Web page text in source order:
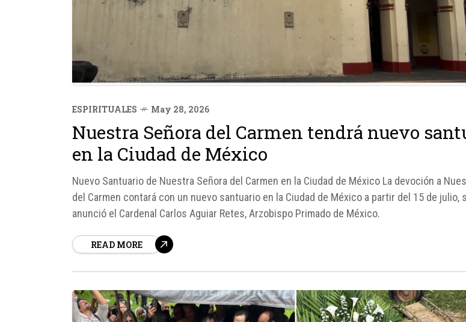
ESPIRITUALES May 28, 2026
Nuestra Señora del Carmen tendrá nuevo
en la Ciudad de México
Nuevo Santuario de Nuestra Señora del Carmen en la Ciudad de México La devoción a
del Carmen contará con un nuevo santuario en la Ciudad de México a partir del 15 de julio,
anunció el Cardenal Carlos Aguiar Retes, Arzobispo Primado de México.
READ MORE